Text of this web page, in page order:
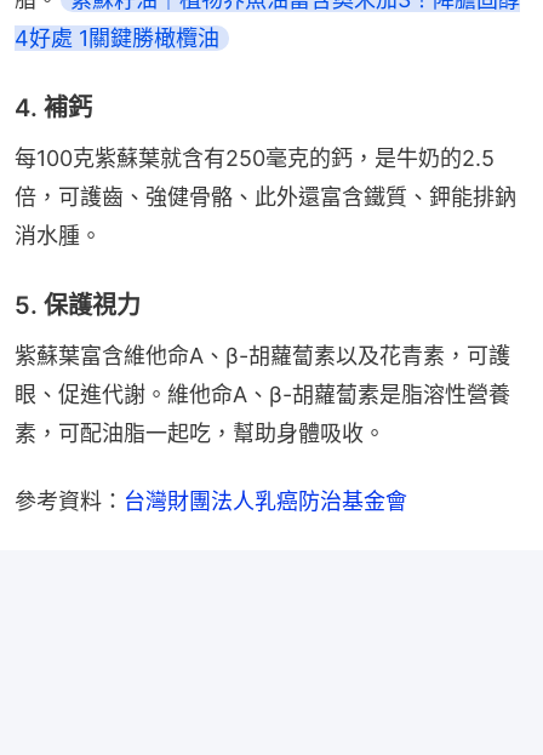
4好處 1關鍵勝橄欖油
4. 補鈣
每100克紫蘇葉就含有250毫克的鈣，是牛奶的2.5
倍，可護齒、強健骨骼、此外還富含鐵質、鉀能排鈉
消水腫。
5. 保護視力
紫蘇葉富含維他命A、β-胡蘿蔔素以及花青素，可護
眼、促進代謝。維他命A、β-胡蘿蔔素是脂溶性營養
素，可配油脂一起吃，幫助身體吸收。
參考資料： 台灣財團法人乳癌防治基金會